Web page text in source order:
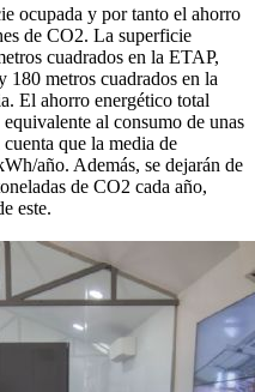
ocupada y por tanto el ahorro
de CO2. La superficie
cuadrados en la ETAP,
metros cuadrados en la
El ahorro energético total
al consumo de unas
que la media de
año. Además, se dejarán de
de CO2 cada año,
este.